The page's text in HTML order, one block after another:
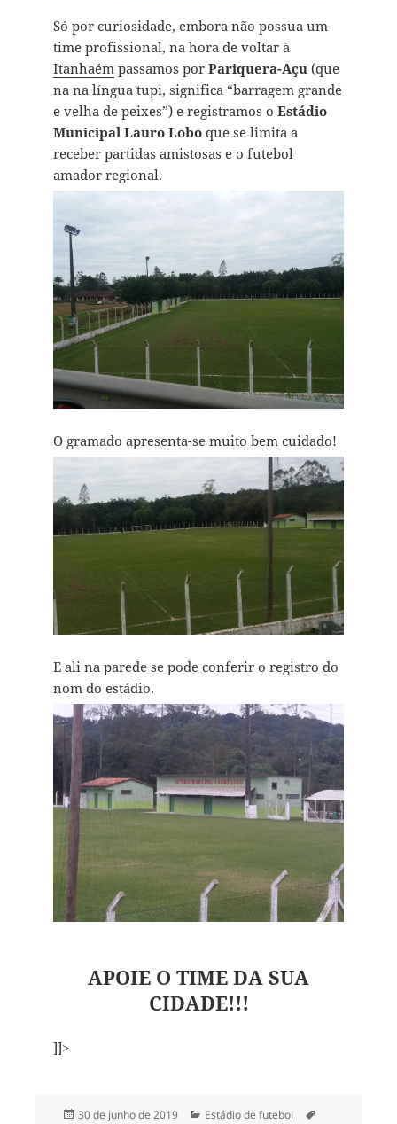
Só por curiosidade, embora não possua um
time profissional, na hora de voltar à
Itanhaém passamos por Pariquera-Açu (que
na na língua tupi, significa “barragem grande
e velha de peixes”) e registramos o Estádio
Municipal Lauro Loboque se limita a
receber partidas amistosas e o futebol
amador regional.
O gramado apresenta-se muito bem cuidado!
E ali na parede se pode conferir o registro do
nom do estádio.
APOIE O TIME DA SUA
CIDADE!!!
]]>
Publicado
30 de junho de 2019 Categorias
Estádio de futebol